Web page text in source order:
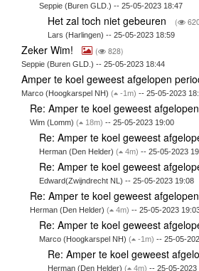
Seppie (Buren GLD.) -- 25-05-2023 18:47
Het zal toch niet gebeuren (
Lars (Harlingen) -- 25-05-2023 18:59
Zeker Wim! ( 828)
Seppie (Buren GLD.) -- 25-05-2023 18:44
Amper te koel geweest afgelopen
Marco (Hoogkarspel NH) ( -1m) -- 25-05-2023
Re: Amper te koel geweest
Wim (Lomm)( 18m) -- 25-05-2023 19:00
Re: Amper te koel geweest
Herman (Den Helder) ( 4m) -- 25-05-2023
Re: Amper te koel geweest
Edward(Zwijndrecht NL) -- 25-05-2023 19:08
Re: Amper te koel geweest
Herman (Den Helder)( 4m) -- 25-05-2023
Re: Amper te koel geweest
Marco (Hoogkarspel NH) ( -1m) -- 25-05-
Re: Amper te koel geweest
Herman (Den Helder)( 4m) -- 25-05-2023